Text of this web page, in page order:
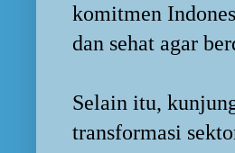
komitmen
dan sehat agar
Selain itu,
transformasi